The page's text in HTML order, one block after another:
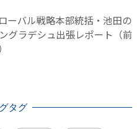
ーバル戦略本部統括・池田の
グラデシュ出張レポート（前
タグ